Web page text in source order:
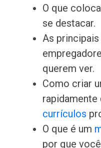
O que
se destacar.
As
querem ver.
Como criar
currículos
O que é um
por que